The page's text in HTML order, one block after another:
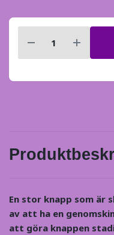
En stor knapp som är
av att ha en
att göra knappen